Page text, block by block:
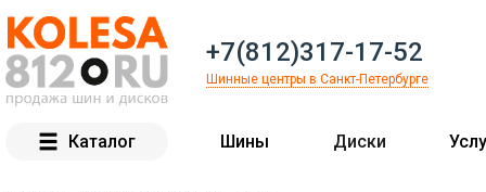
+7(812)317-17-52
Шинные центры в Санкт-Петербурге
Каталог Шины Диски